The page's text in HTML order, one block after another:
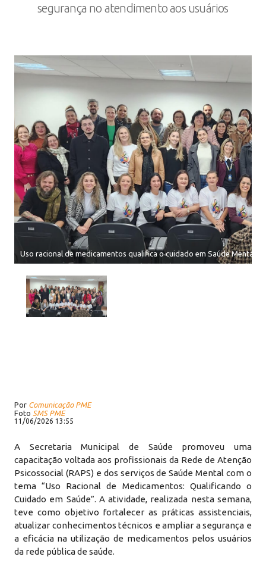
segurança no atendimento aos usuários
Uso racional de medicamentos qualifica o cuidado em Saúde Mental
Por Comunicação PME
Foto SMS PME
11/06/2026 13:55
A Secretaria Municipal de Saúde promoveu uma
capacitação voltada aos profissionais da Rede de Atenção
Psicossocial (RAPS) e dos serviços de Saúde Mental com o
tema “Uso Racional de Medicamentos: Qualificando o
Cuidado em Saúde”. A atividade, realizada nesta semana,
teve como objetivo fortalecer as práticas assistenciais,
atualizar conhecimentos técnicos e ampliar a segurança e
a eficácia na utilização de medicamentos pelos usuários
da rede pública de saúde.